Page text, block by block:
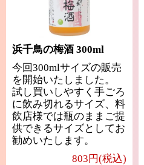
浜千鳥の梅酒 300ml
今回300mlサイズの販売
を開始いたしました。
試し買いしやすく手ごろ
に飲み切れるサイズ、料
飲店様では瓶のままご提
供できるサイズとしてお
勧めいたします。
803円(税込)